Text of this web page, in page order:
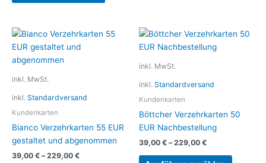
inkl. MwSt.
inkl. Standardversand
Kundenkarten
Bianco Verzehrkarten 55 EUR
gestaltet und abgenommen
39,00 € –229,00 €
Dieses
Varianten
Optionen
können
inkl. MwSt.
inkl. Standardversand
Kundenkarten
Böttcher Verzehrkarten 50
EUR Nachbestellung
39,00 € –229,00 €
Dieses
Die